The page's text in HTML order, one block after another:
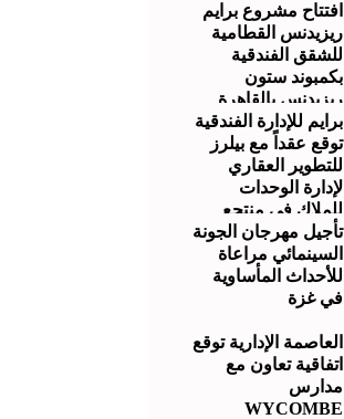
وإليك كيفية المقارنة
افتتاح مشروع برايم
ريزيدنس القطامية
للشقق الفندقية
بكمبوند ستون
ريزيدنس بالقاهرة
الجديدة.
برايم للإدارة الفندقية
توقع عقداً مع بيلرز
للتطوير العقاري
لإدارة الوحدات
للملاك في منتجع
“بالي” بالجونة
تأجيل مهرجان الجونة
السينمائي مراعاة
للأحداث المأساوية
في غزة
العاصمة الإدارية توقع
اتفاقية تعاون مع
مدارس
WYCOMBE